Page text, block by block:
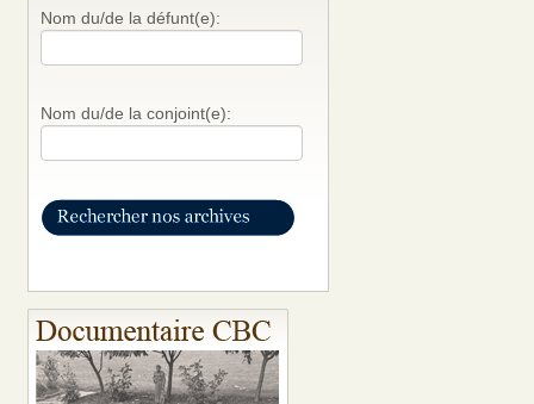
Nom du/de la défunt(e):
Nom du/de la conjoint(e):